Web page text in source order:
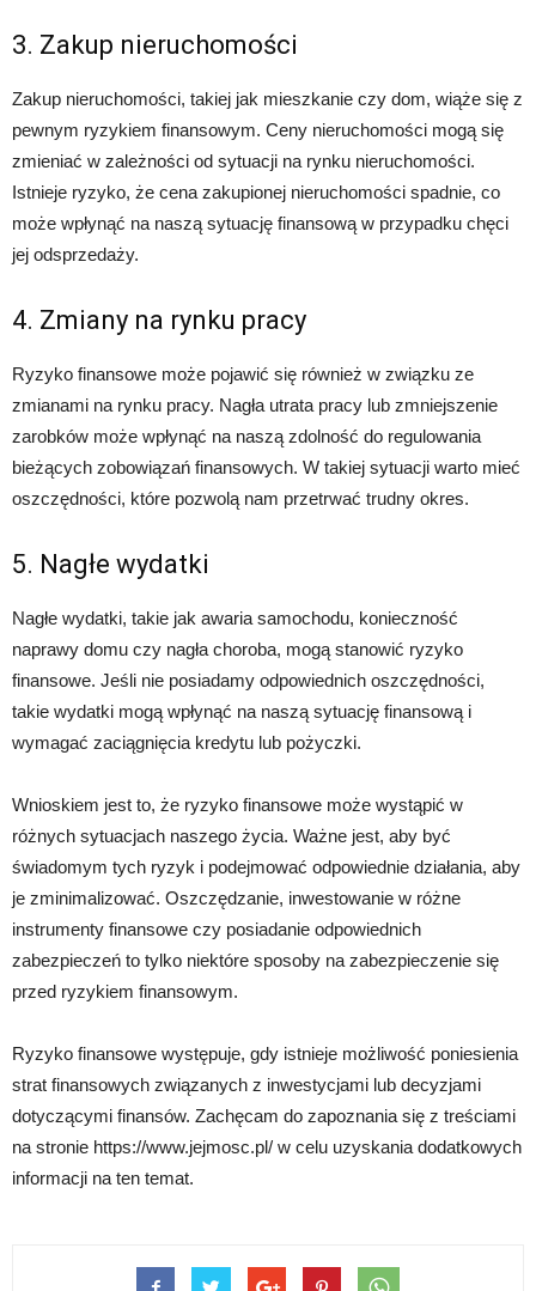
3. Zakup nieruchomości
Zakup nieruchomości, takiej jak mieszkanie czy dom, wiąże się z
pewnym ryzykiem finansowym. Ceny nieruchomości mogą się
zmieniać w zależności od sytuacji na rynku nieruchomości.
Istnieje ryzyko, że cena zakupionej nieruchomości spadnie, co
może wpłynąć na naszą sytuację finansową w przypadku chęci
jej odsprzedaży.
4. Zmiany na rynku pracy
Ryzyko finansowe może pojawić się również w związku ze
zmianami na rynku pracy. Nagła utrata pracy lub zmniejszenie
zarobków może wpłynąć na naszą zdolność do regulowania
bieżących zobowiązań finansowych. W takiej sytuacji warto mieć
oszczędności, które pozwolą nam przetrwać trudny okres.
5. Nagłe wydatki
Nagłe wydatki, takie jak awaria samochodu, konieczność
naprawy domu czy nagła choroba, mogą stanowić ryzyko
finansowe. Jeśli nie posiadamy odpowiednich oszczędności,
takie wydatki mogą wpłynąć na naszą sytuację finansową i
wymagać zaciągnięcia kredytu lub pożyczki.
Wnioskiem jest to, że ryzyko finansowe może wystąpić w
różnych sytuacjach naszego życia. Ważne jest, aby być
świadomym tych ryzyk i podejmować odpowiednie działania, aby
je zminimalizować. Oszczędzanie, inwestowanie w różne
instrumenty finansowe czy posiadanie odpowiednich
zabezpieczeń to tylko niektóre sposoby na zabezpieczenie się
przed ryzykiem finansowym.
Ryzyko finansowe występuje, gdy istnieje możliwość poniesienia
strat finansowych związanych z inwestycjami lub decyzjami
dotyczącymi finansów. Zachęcam do zapoznania się z treściami
na stronie https://www.jejmosc.pl/ w celu uzyskania dodatkowych
informacji na ten temat.